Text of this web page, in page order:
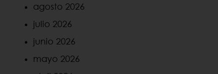
agosto 2026
julio 2026
junio 2026
mayo 2026